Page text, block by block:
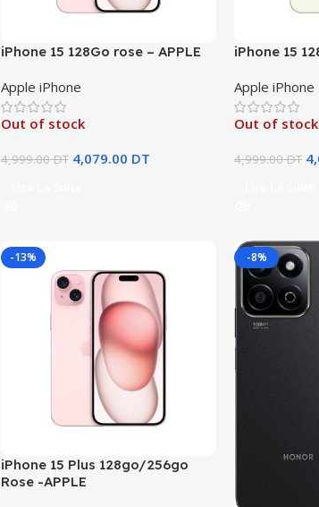
iPhone 15 128Go rose – APPLE
Apple iPhone
Out of stock
4,999.00DT 4,079.00 DT
iPhone 15
Apple iPhone
Out of stock
4,999.00DT
-13%
iPhone 15 Plus 128go/256go
Rose -APPLE
-8%